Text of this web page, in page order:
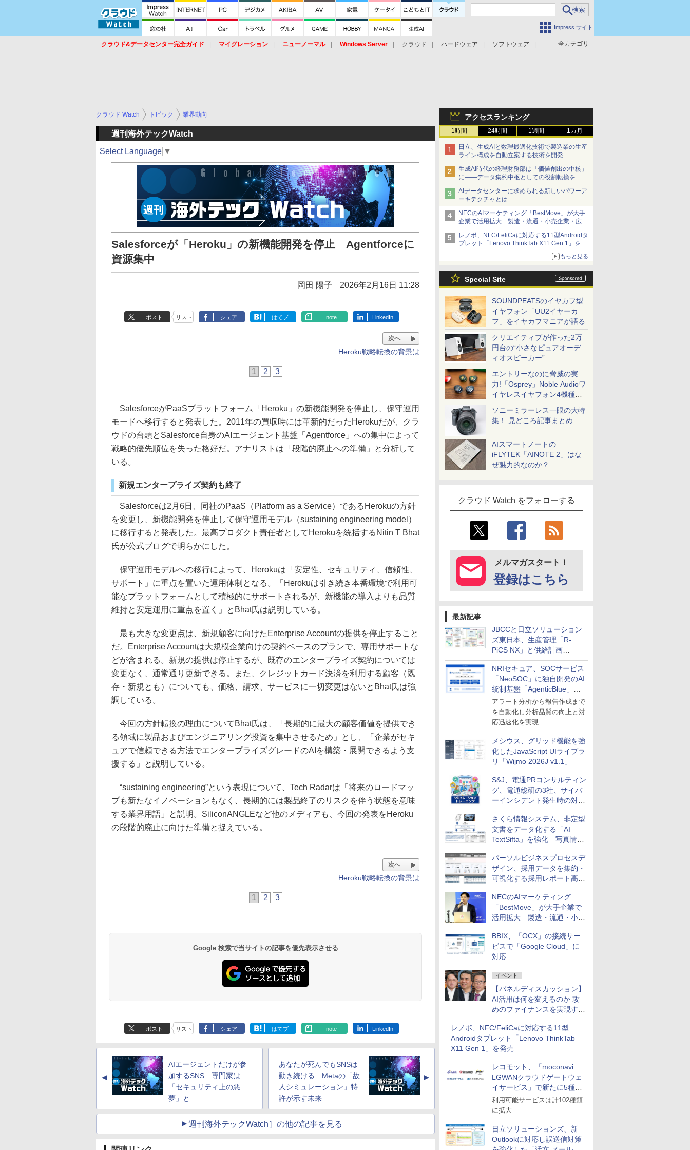
Impress サイト
全カテゴリ
クラウド&データセンター完全ガイド マイグレーション ニューノーマル Windows Server クラウド ハードウェア
ソフトウェア
アクセスランキング
1時間 24時間 1週間 1カ月
日立、生成AIと数理最適化技術で製造業の生産
ライン構成を自動立案する技術を開発
生成AI時代の経理財務部は「価値創出の中核」
に――データ集約中枢としての役割転換を
AIデータセンターに求められる新しいパワーア
ーキテクチャとは
NECのAIマーケティング「BestMove」が大手
企業で活用拡大 製造・流通・小売企業・広告
代理店などが実装フェーズへ
レノボ、NFC/FeliCaに対応する11型Androidタ
ブレット「Lenovo ThinkTab X11 Gen 1」を発
もっと見る
Special Site
SOUNDPEATSのイヤカフ型
イヤフォン「UU2イヤーカ
フ」をイヤカフマニアが語る
クリエイティブが作った2万
円台の“小さなピュアオーデ
ィオスピーカー”
エントリーなのに脅威の実
力!「Osprey」Noble Audioワ
イヤレスイヤフォン4機種を
一気に聴く
ソニーミラーレス一眼の大特
集！ 見どころ記事まとめ
AIスマートノートの
iFLYTEK「AINOTE 2」はな
ぜ魅力的なのか？
クラウド Watch をフォローする
メルマガスタート！
登録はこちら
最新記事
JBCCと日立ソリューション
ズ東日本、生産管理「R-
PiCS NX」と供給計画
「scSQUARE ISP」の連携サ
ービスを提供開始
NRIセキュア、SOCサービス
「NeoSOC」に独自開発のAI
統制基盤「AgenticBlue」を
導入
アラート分析から報告作成まで
を自動化し分析品質の向上と対
応迅速化を実現
メシウス、グリッド機能を強
化したJavaScript UIライブラ
リ「Wijmo 2026J v1.1」
S&J、電通PRコンサルティン
グ、電通総研の3社、サイバ
ーインシデント発生時の対応
と危機管理広報を一体的に訓
練するプログラムを提供
さくら情報システム、非定型
文書をデータ化する「AI
TextSifta」を強化 写真情報
のデータ化などに対応
パーソルビジネスプロセスデ
ザイン、採用データを集約・
可視化する採用レポート高速
化サービスを提供
NECのAIマーケティング
「BestMove」が大手企業で
活用拡大 製造・流通・小売
企業・広告代理店などが実装
フェーズへ
BBIX、「OCX」の接続サー
ビスで「Google Cloud」に
対応
イベント
【パネルディスカッション】
AI活用は何を変えるのか 攻
めのファイナンスを実現する
業務設計とマインドセット変
革
レノボ、NFC/FeliCaに対応する11型
Androidタブレット「Lenovo ThinkTab
X11 Gen 1」を発売
レコモット、「moconavi
LGWANクラウドゲートウェ
イサービス」で新たに5種類
のサービスと連携開始
利用可能サービスは計102種類
に拡大
日立ソリューションズ、新
Outlookに対応し誤送信対策
クラウド Watch トピック 業界動向
週刊海外テックWatch
Select Language ▼
Salesforceが「Heroku」の新機能開発を停止 Agentforceに
資源集中
岡田 陽子 2026年2月16日 11:28
ポスト リスト シェア はてブ note LinkedIn
次へ
Heroku戦略転換の背景は
1 2 3
SalesforceがPaaSプラットフォーム「Heroku」の新機能開発を停止し、保守運用
モードへ移行すると発表した。2011年の買収時には革新的だったHerokuだが、クラ
ウドの台頭とSalesforce自身のAIエージェント基盤「Agentforce」への集中によって
戦略的優先順位を失った格好だ。アナリストは「段階的廃止への準備」と分析して
いる。
新規エンタープライズ契約も終了
Salesforceは2月6日、同社のPaaS（Platform as a Service）であるHerokuの方針
を変更し、新機能開発を停止して保守運用モデル（sustaining engineering model）
に移行すると発表した。最高プロダクト責任者としてHerokuを統括するNitin T Bhat
氏が公式ブログで明らかにした。
保守運用モデルへの移行によって、Herokuは「安定性、セキュリティ、信頼性、
サポート」に重点を置いた運用体制となる。「Herokuは引き続き本番環境で利用可
能なプラットフォームとして積極的にサポートされるが、新機能の導入よりも品質
維持と安定運用に重点を置く」とBhat氏は説明している。
最も大きな変更点は、新規顧客に向けたEnterprise Accountの提供を停止すること
だ。Enterprise Accountは大規模企業向けの契約ベースのプランで、専用サポートな
どが含まれる。新規の提供は停止するが、既存のエンタープライズ契約については
変更なく、通常通り更新できる。また、クレジットカード決済を利用する顧客（既
存・新規とも）についても、価格、請求、サービスに一切変更はないとBhat氏は強
調している。
今回の方針転換の理由についてBhat氏は、「長期的に最大の顧客価値を提供でき
る領域に製品およびエンジニアリング投資を集中させるため」とし、「企業がセキ
ュアで信頼できる方法でエンタープライズグレードのAIを構築・展開できるよう支
援する」と説明している。
“sustaining engineering”という表現について、Tech Radarは「将来のロードマッ
プも新たなイノベーションもなく、長期的には製品終了のリスクを伴う状態を意味
する業界用語」と説明。SiliconANGLEなど他のメディアも、今回の発表をHeroku
の段階的廃止に向けた準備と捉えている。
次へ
Heroku戦略転換の背景は
1 2 3
Google 検索で当サイトの記事を優先表示させる
ポスト リスト シェア はてブ note LinkedIn
▲
AIエージェントだけが参
加するSNS 専門家は
「セキュリティ上の悪
夢」と
あなたが死んでもSNSは
動き続ける Metaの「故
人シミュレーション」特
許が示す未来
▲
週刊海外テックWatch］の他の記事を見る